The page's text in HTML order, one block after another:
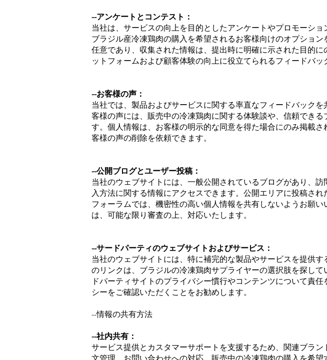
--アンケートとコンテスト：
当社は、サービスの向上を目的としたアンケートやプロモーシ
ブラジル産冷凍鶏肉の購入を希望されるお客様向けのオプショ
任意であり、収集された情報は、提出時に明確に示された目的
ットフォームおよび顧客体験の向上に役立てられるフィードバッ
--お客様の声：
当社では、製品およびサービスに関する率直なフィードバック
客様の声には、販売中の冷凍鶏肉に関する体験談や、信頼でき
す。個人情報は、お客様の明示的な同意を得た場合にのみ掲載
客様の声の削除を依頼できます。
--公開ブログとユーザー投稿：
当社のウェブサイトには、一般公開されているブログがあり、
入方法に関する情報にアクセスできます。公開エリアに投稿さ
フォーラムでは、機密性の高い個人情報を共有しないようお願
は、可能な限り審査の上、対応いたします。
--サードパーティのウェブサイトおよびサービス：
当社のウェブサイトには、特に補完的な製品やサービスを提供
のリンクは、ブラジルの冷凍鶏肉サプライヤーの選択肢を探し
ドパーティサイトのプライバシー慣行やコンテンツについて責
シーをご確認いただくことをお勧めします。
--情報の共有方法
--社内共有：
サービス提供とカスタマーサポートを支援するため、関連ブラ